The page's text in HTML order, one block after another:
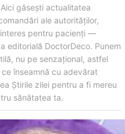
găsești actualitatea
ale autorităților,
pentru pacienți —
editorială DoctorDeco. Punem
nu pe senzațional, astfel
înseamnă cu adevărat
Știrile zilei pentru a fi mereu
sănătatea ta.